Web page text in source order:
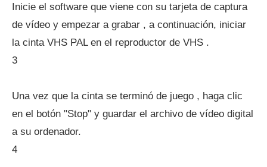
Inicie el software que viene con su tarjeta de captura
de vídeo y empezar a grabar , a continuación, iniciar
la cinta VHS PAL en el reproductor de VHS .
3
Una vez que la cinta se terminó de juego , haga clic
en el botón "Stop" y guardar el archivo de vídeo digital
a su ordenador.
4